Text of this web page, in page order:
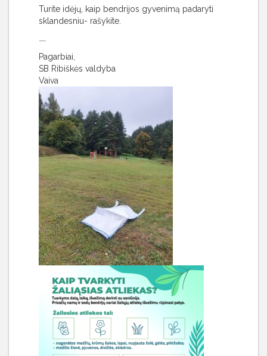
Turite idėjų, kaip bendrijos gyvenimą padaryti
sklandesniu- rašykite.
—
Pagarbiai,
SB Ribiškės valdyba
Vaiva